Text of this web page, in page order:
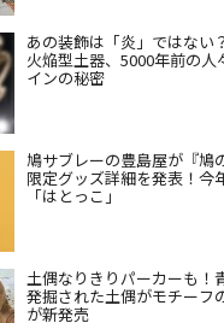
あの装飾は「炎」ではない
火焔型土器、5000年前の
インの秘密
鳩サブレーの豊島屋が『鳩
限定グッズ詳細を発表！今
「はとっこ」
土偶なりきりパーカーも！
発掘された土偶がモチーフ
が新発売